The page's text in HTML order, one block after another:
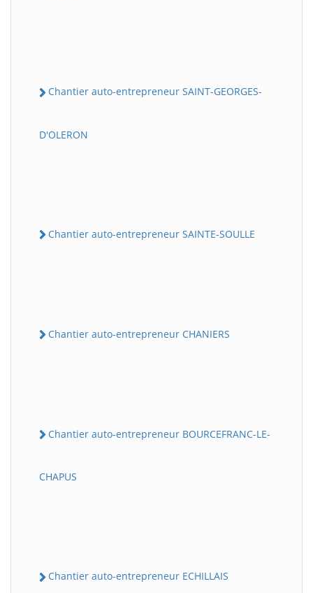
Chantier auto-entrepreneur SAINT-GEORGES-
D'OLERON
Chantier auto-entrepreneur SAINTE-SOULLE
Chantier auto-entrepreneur CHANIERS
Chantier auto-entrepreneur BOURCEFRANC-LE-
CHAPUS
Chantier auto-entrepreneur ECHILLAIS